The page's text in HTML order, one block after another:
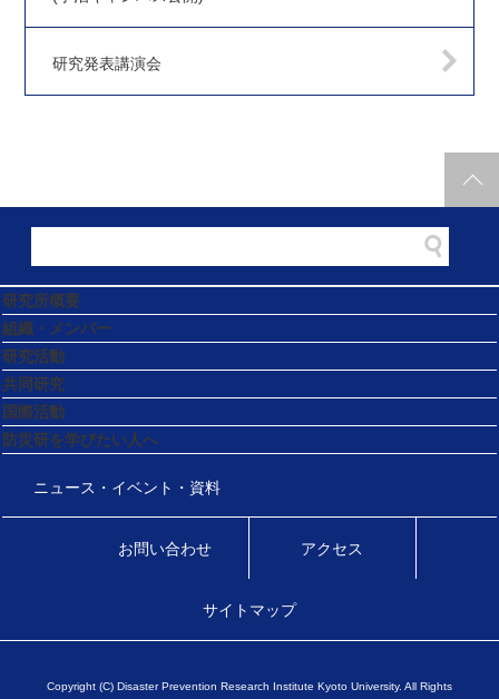
研究発表講演会
研究所概要
組織・メンバー
研究活動
共同研究
国際活動
防災研を学びたい人へ
ニュース・イベント・資料
お問い合わせ アクセス
サイトマップ
Copyright (C) Disaster Prevention Research Institute Kyoto University. All Rights